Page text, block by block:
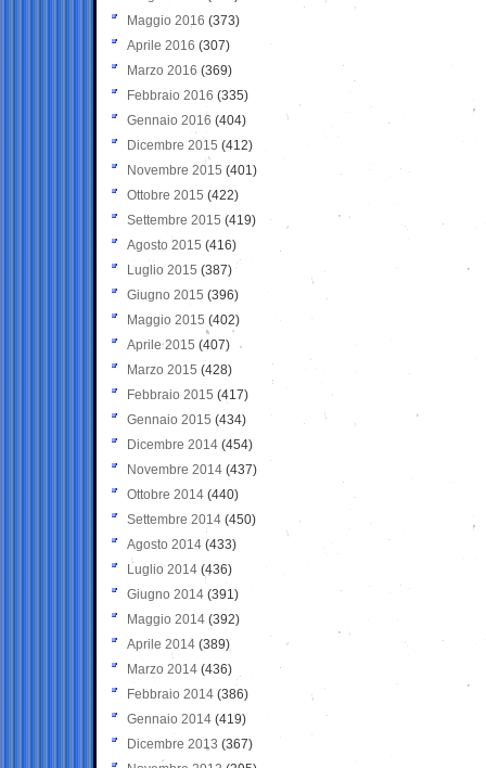
Maggio 2016 (373)
Aprile 2016 (307)
Marzo 2016 (369)
Febbraio 2016 (335)
Gennaio 2016 (404)
Dicembre 2015 (412)
Novembre 2015 (401)
Ottobre 2015 (422)
Settembre 2015 (419)
Agosto 2015 (416)
Luglio 2015 (387)
Giugno 2015 (396)
Maggio 2015 (402)
Aprile 2015 (407)
Marzo 2015 (428)
Febbraio 2015 (417)
Gennaio 2015 (434)
Dicembre 2014 (454)
Novembre 2014 (437)
Ottobre 2014 (440)
Settembre 2014 (450)
Agosto 2014 (433)
Luglio 2014 (436)
Giugno 2014 (391)
Maggio 2014 (392)
Aprile 2014 (389)
Marzo 2014 (436)
Febbraio 2014 (386)
Gennaio 2014 (419)
Dicembre 2013 (367)